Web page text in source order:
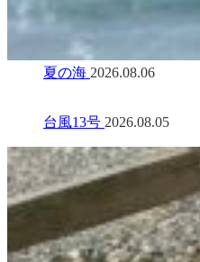
夏の海 2026.08.06
台風13号 2026.08.05